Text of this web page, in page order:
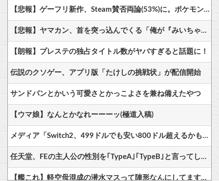
【悲報】ゲーフリ新作、Steam賛否両論(53%)に。ポケモンで磨いた技術力…
【悲報】ヤマカン、首を突っ込んでくる「俺が『みいちゃんと山田さん』のアニメ監督やりますよ？」
【朗報】プレステの独占タイトル数がヤバすぎると話題に！
伝説のクソゲー、アプリ版「たけしの挑戦状」が配信開始
サンドパンとかいう可愛さとかっこよさを兼ね備えたやつ
【ウマ娘】なんとかなれーーーッ(極道入稿)
メディア「Switch2、499ドルでも安い800ドル超えるかも。PS5は直近での値上げ可能性低い」
任天堂、FEの主人公の性別を｢TypeA｣｢TypeB｣と言ってしまう…
【艦これ】軽空母混成の潜水マスって陣形なんにしてますの？？？